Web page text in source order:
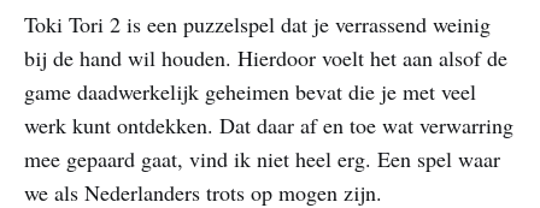
Toki Tori 2 is een puzzelspel dat je verrassend weinig
bij de hand wil houden. Hierdoor voelt het aan alsof de
game daadwerkelijk geheimen bevat die je met veel
werk kunt ontdekken. Dat daar af en toe wat verwarring
mee gepaard gaat, vind ik niet heel erg. Een spel waar
we als Nederlanders trots op mogen zijn.